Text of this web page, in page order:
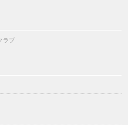
ラブ